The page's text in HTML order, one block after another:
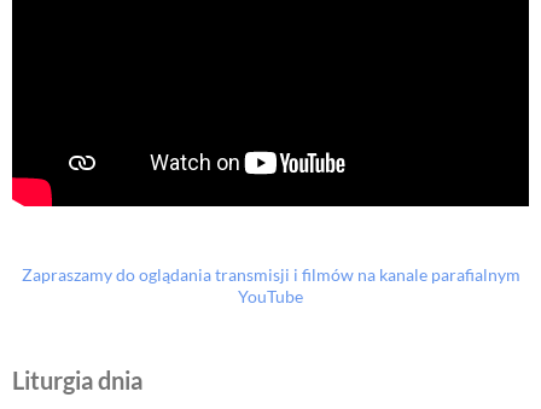
Zapraszamy do oglądania transmisji i filmów na kanale parafialnym
YouTube
Liturgia dnia